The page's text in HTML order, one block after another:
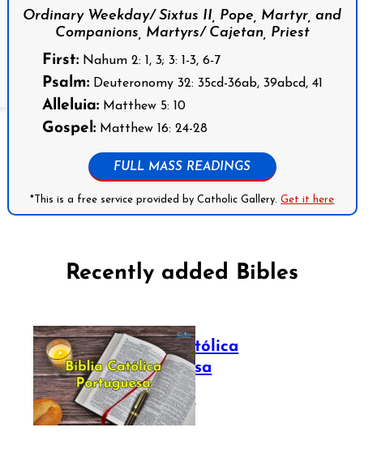
Ordinary Weekday/ Sixtus II, Pope, Martyr, and
Companions, Martyrs/ Cajetan, Priest
First:Nahum 2: 1, 3; 3: 1-3, 6-7
Psalm:Deuteronomy 32: 35cd-36ab, 39abcd, 41
Alleluia:Matthew 5: 10
Gospel:Matthew 16: 24-28
FULL MASS READINGS
*This is a free service provided by Catholic Gallery.Get it here
Recently added Bibles
Bíblia Católica
Portuguesa
July 16, 2025